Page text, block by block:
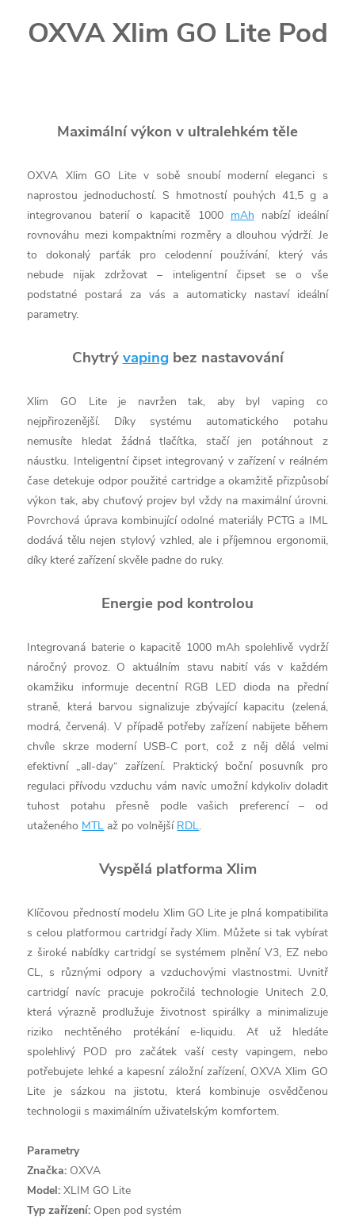
OXVA Xlim GO Lite Pod
Maximální výkon v ultralehkém těle
OXVA Xlim GO Lite v sobě snoubí moderní eleganci s
naprostou jednoduchostí. S hmotností pouhých 41,5 g a
integrovanou baterií o kapacitě 1000 mAh nabízí ideální
rovnováhu mezi kompaktními rozměry a dlouhou výdrží. Je
to dokonalý parťák pro celodenní používání, který vás
nebude nijak zdržovat – inteligentní čipset se o vše
podstatné postará za vás a automaticky nastaví ideální
parametry.
Chytrývaping bez nastavování
Xlim GO Lite je navržen tak, aby byl vaping co
nejpřirozenější. Díky systému automatického potahu
nemusíte hledat žádná tlačítka, stačí jen potáhnout z
náustku. Inteligentní čipset integrovaný v zařízení v reálném
čase detekuje odpor použité cartridge a okamžitě přizpůsobí
výkon tak, aby chuťový projev byl vždy na maximální úrovni.
Povrchová úprava kombinující odolné materiály PCTG a IML
dodává tělu nejen stylový vzhled, ale i příjemnou ergonomii,
díky které zařízení skvěle padne do ruky.
Energie pod kontrolou
Integrovaná baterie o kapacitě 1000 mAh spolehlivě vydrží
náročný provoz. O aktuálním stavu nabití vás v každém
okamžiku informuje decentní RGB LED dioda na přední
straně, která barvou signalizuje zbývající kapacitu (zelená,
modrá, červená). V případě potřeby zařízení nabijete během
chvíle skrze moderní USB-C port, což z něj dělá velmi
efektivní „all-day“ zařízení. Praktický boční posuvník pro
regulaci přívodu vzduchu vám navíc umožní kdykoliv doladit
tuhost potahu přesně podle vašich preferencí – od
utaženého MTL až po volnější RDL.
Vyspělá platforma Xlim
Klíčovou předností modelu Xlim GO Lite je plná kompatibilita
s celou platformou cartridgí řady Xlim. Můžete si tak vybírat
z široké nabídky cartridgí se systémem plnění V3, EZ nebo
CL, s různými odpory a vzduchovými vlastnostmi. Uvnitř
cartridgí navíc pracuje pokročilá technologie Unitech 2.0,
která výrazně prodlužuje životnost spirálky a minimalizuje
riziko nechtěného protékání e-liquidu. Ať už hledáte
spolehlivý POD pro začátek vaší cesty vapingem, nebo
potřebujete lehké a kapesní záložní zařízení, OXVA Xlim GO
Lite je sázkou na jistotu, která kombinuje osvědčenou
technologii s maximálním uživatelským komfortem.
Parametry
Značka: OXVA
Model: XLIM GO Lite
Typ zařízení: Open pod systém